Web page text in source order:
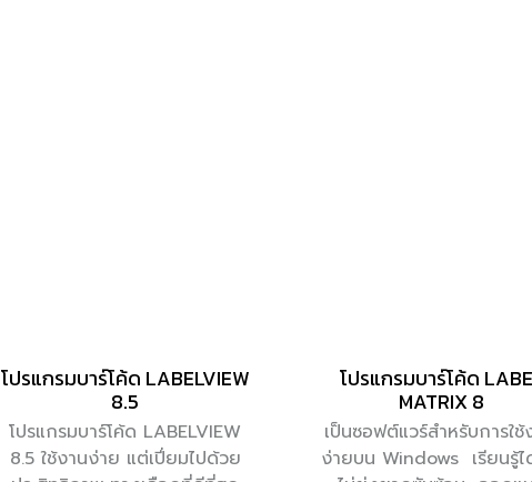
โปรแกรมบาร์โค้ด LABELVIEW
8.5
โปรแกรมบาร์โค้ด LABELVIEW
8.5 ใช้งานง่าย แต่เปี่ยมไปด้วย
โปรแกรมบาร์โค้ด
MATRIX 8
เป็นซอฟต์แวร์สำหรับการใช้
ง่ายบน Windows เรียนรู้ไ